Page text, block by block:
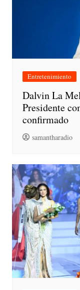
Entretenimiento
Dalvin La
Presidente
confirmado
samantharadio